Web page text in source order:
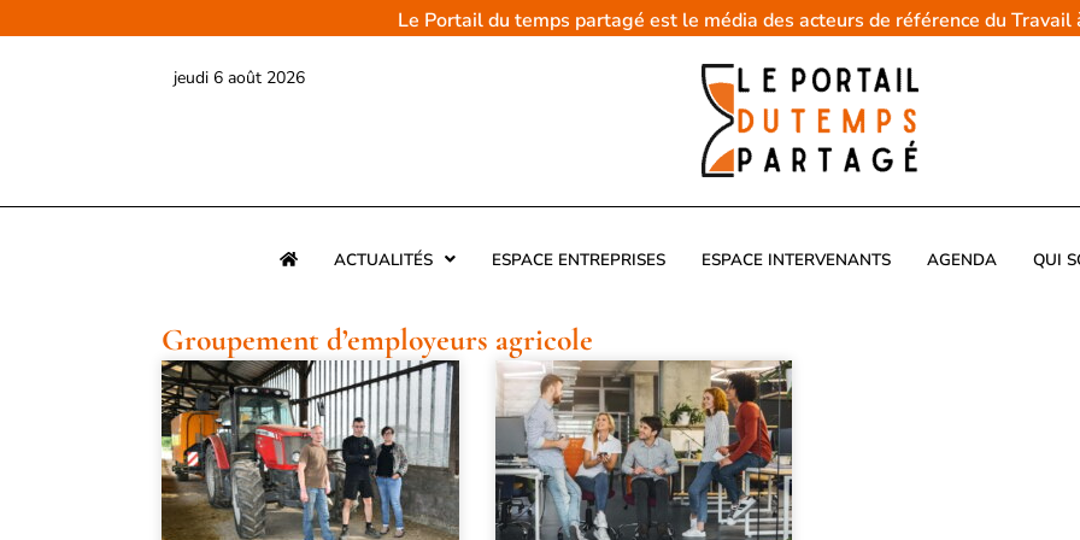
au
Le Portail du temps partagé est le média des acteurs de référence du
jeudi 6 août 2026
ACTUALITÉS ESPACE ENTREPRISES ESPACE INTERVENANTS AGENDA QUI
Groupement d’employeurs agricole